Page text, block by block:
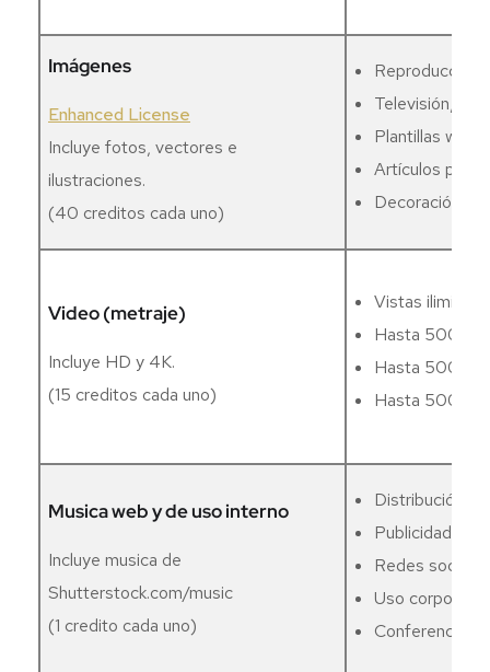
Imágenes
Enhanced License
Incluye fotos, vectores e
ilustraciones.
(40 creditos cada uno)
Televisión,
Plantillas web
Artículos
Decoración en
Video (metraje)
Incluye HD y 4K.
(15 creditos cada uno)
Vistas
Hasta 500
Hasta 500
Hasta 500
Musica web y de uso interno
Incluye musica de
Shutterstock.com/music
(1 credito cada uno)
Distribución
Publicidad
Redes
Uso
Conferencias